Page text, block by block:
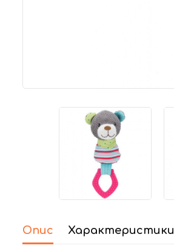
Опис Характеристики